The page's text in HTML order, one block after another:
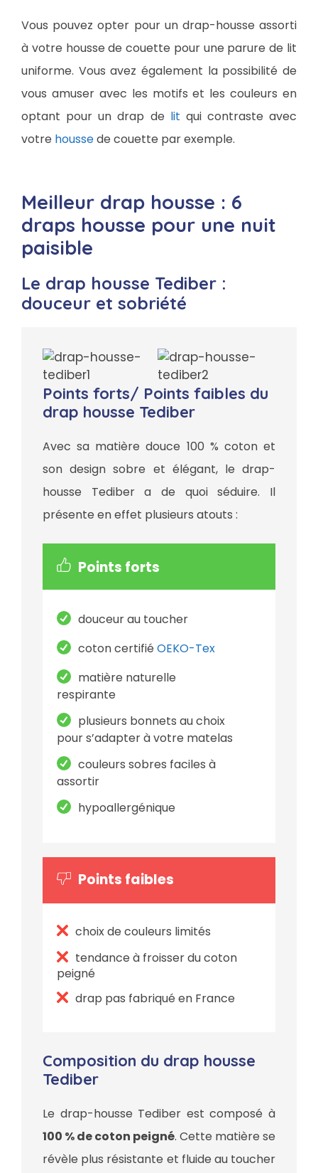
Vous pouvez opter pour un drap-housse assorti
à votre housse de couette pour une parure de lit
uniforme. Vous avez également la possibilité de
vous amuser avec les motifs et les couleurs en
optant pour un drap de lit qui contraste avec
votre houssede couette par exemple.
Meilleur drap housse : 6
draps housse pour une nuit
paisible
Le drap housse Tediber :
douceur et sobriété
Points forts/ Points faibles du
drap housse Tediber
Avec sa matière douce 100 % coton et
son design sobre et élégant, le drap-
housse Tediber a de quoi séduire. Il
présente en effet plusieurs atouts :
Points forts
douceur au toucher
coton certifié OEKO-Tex
matière naturelle
respirante
plusieurs bonnets au choix
pour s’adapter à votre matelas
couleurs sobres faciles à
assortir
hypoallergénique
Points faibles
choix de couleurs limités
tendance à froisser du coton
peigné
drap pas fabriqué en France
Composition du drap housse
Tediber
Le drap-housse Tediber est composé à
100 % de coton peigné. Cette matière se
révèle plus résistante et fluide au toucher